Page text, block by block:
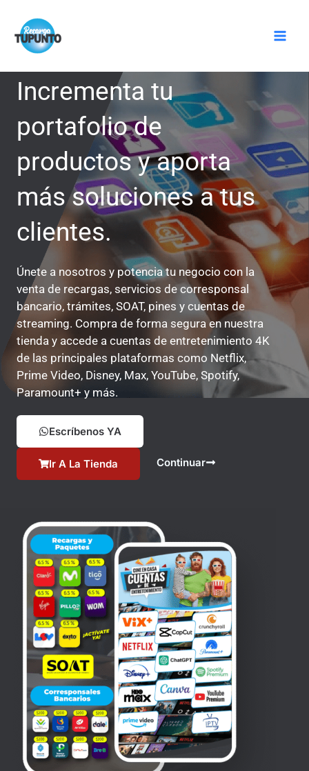
contenido
Incrementa tu
portafolio de
productos y aporta
más soluciones a tus
clientes.
Únete a nosotros y potencia tu negocio con la
venta de recargas, servicios de corresponsal
bancario, trámites, SOAT, pines y cuentas de
streaming. Compra de forma segura en nuestra
tienda y accede a cuentas de entretenimiento 4K
de las principales plataformas como Netflix,
Prime Video, Disney, Max, YouTube, Spotify,
Paramount+ y más.
Escríbenos YA
Ir A La Tienda Continuar